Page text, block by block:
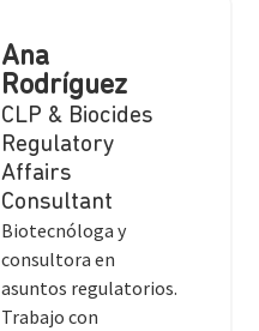
Ana
Rodríguez
CLP & Biocides
Regulatory
Affairs
Consultant
Biotecnóloga y
consultora en
asuntos regulatorios.
Trabajo con